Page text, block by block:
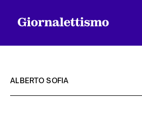
ALBERTO SOFIA